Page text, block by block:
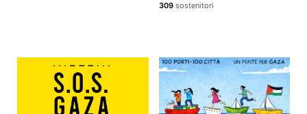
309 sostenitori